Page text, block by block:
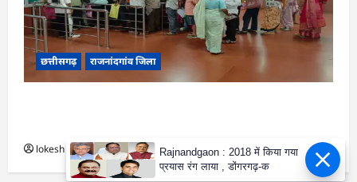
छत्तीसगढ़ राजनांदगांव जिला
lokesh sharma August 6, 2026Rajnandgaon : 2018 में किया गया
प्रयास रंग लाया , डोंगरगढ़-क